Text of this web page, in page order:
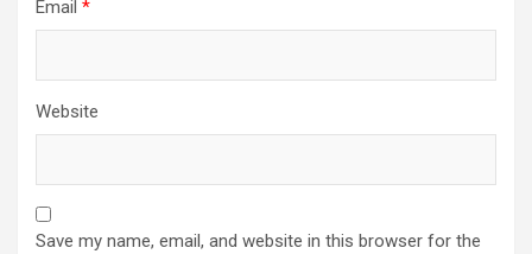
Email *
Website
Save my name, email, and website in this browser for the